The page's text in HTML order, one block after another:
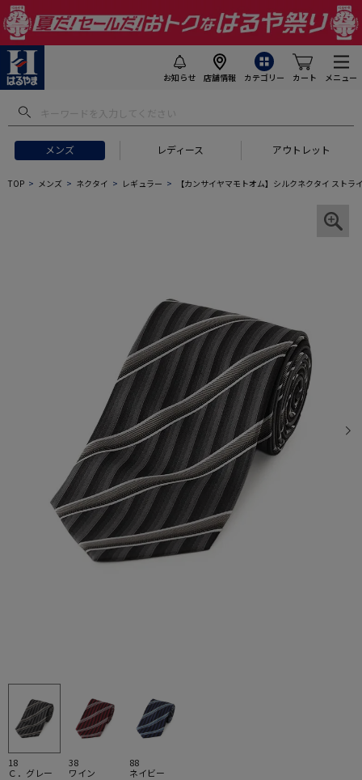
お知らせ 店舗情報 カテゴリー カート メニュー
メンズ レディース アウトレット
TOP メンズ ネクタイ レギュラー 【カンサイヤマモトオム】シルクネクタイ ストラ
18
Ｃ．グレー
38
ワイン
88
ネイビー